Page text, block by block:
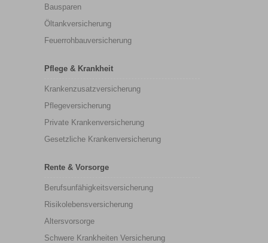
Bausparen
Öltankversicherung
Feuerrohbauversicherung
Pflege & Krankheit
Krankenzusatzversicherung
Pflegeversicherung
Private Krankenversicherung
Gesetzliche Krankenversicherung
Rente & Vorsorge
Berufs­unfähigkeitsversicherung
Risikolebensversicherung
Altersvorsorge
Schwere Krankheiten Versicherung